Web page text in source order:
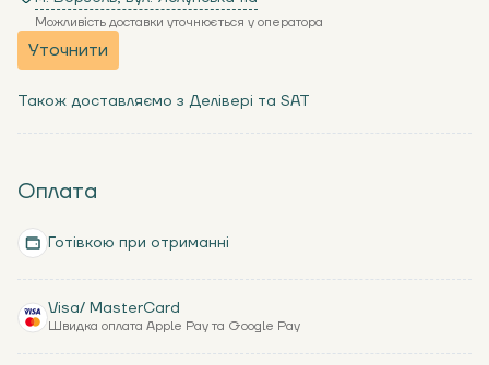
Можливість доставки уточнюється у оператора
Уточнити
Також доставляємо з Делівері та SAT
Оплата
Готівкою при отриманні
Visa/ MasterCard
Швидка оплата Apple Pay та Google Pay